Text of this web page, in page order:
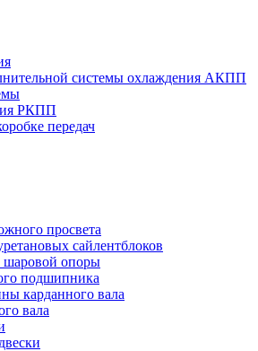
системы охлаждения АКПП
РКПП
передач
просвета
сайлентблоков
шаровой опоры
подшипника
карданного вала
вала